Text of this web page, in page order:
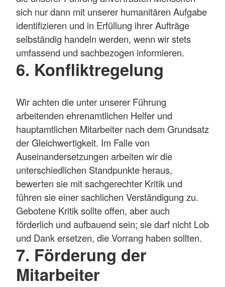
sich nur dann mit unserer humanitären Aufgabe
identifizieren und in Erfüllung ihrer Aufträge
selbständig handeln werden, wenn wir stets
umfassend und sachbezogen informieren.
6. Konfliktregelung
Wir achten die unter unserer Führung
arbeitenden ehrenamtlichen Helfer und
hauptamtlichen Mitarbeiter nach dem Grundsatz
der Gleichwertigkeit. Im Falle von
Auseinandersetzungen arbeiten wir die
unterschiedlichen Standpunkte heraus,
bewerten sie mit sachgerechter Kritik und
führen sie einer sachlichen Verständigung zu.
Gebotene Kritik sollte offen, aber auch
förderlich und aufbauend sein; sie darf nicht Lob
und Dank ersetzen, die Vorrang haben sollten.
7. Förderung der
Mitarbeiter